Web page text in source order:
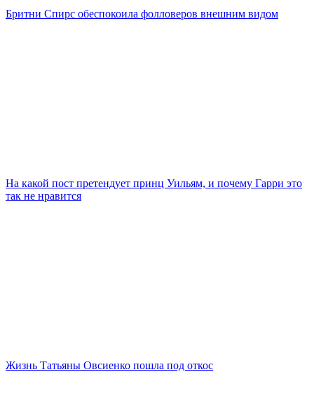
Бритни Спирс обеспокоила фолловеров внешним видом
На какой пост претендует принц Уильям, и почему Гарри это
так не нравится
Жизнь Татьяны Овсиенко пошла под откос